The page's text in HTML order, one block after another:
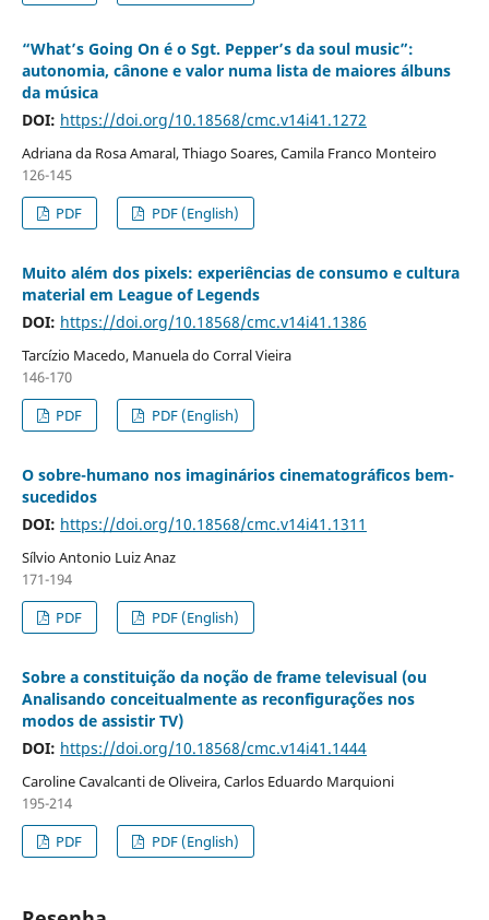
“What’s Going On é o Sgt. Pepper’s da soul music”:
autonomia, cânone e valor numa lista de maiores álbuns
da música
DOI: https://doi.org/10.18568/cmc.v14i41.1272
Adriana da Rosa Amaral, Thiago Soares, Camila Franco Monteiro
126-145
PDF
PDF (English)
Muito além dos pixels: experiências de consumo e cultura
material em League of Legends
DOI: https://doi.org/10.18568/cmc.v14i41.1386
Tarcízio Macedo, Manuela do Corral Vieira
146-170
PDF
PDF (English)
O sobre-humano nos imaginários cinematográficos bem-
sucedidos
DOI: https://doi.org/10.18568/cmc.v14i41.1311
Sílvio Antonio Luiz Anaz
171-194
PDF
PDF (English)
Sobre a constituição da noção de frame televisual (ou
Analisando conceitualmente as reconfigurações nos
modos de assistir TV)
DOI: https://doi.org/10.18568/cmc.v14i41.1444
Caroline Cavalcanti de Oliveira, Carlos Eduardo Marquioni
195-214
PDF
PDF (English)